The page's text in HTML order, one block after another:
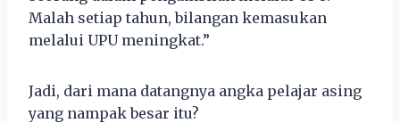
Malah setiap tahun, bilangan kemasukan
melalui UPU meningkat.”
Jadi, dari mana datangnya angka pelajar asing
yang nampak besar itu?